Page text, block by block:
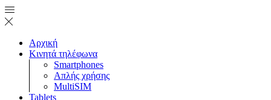
Αρχική
Κινητά τηλέφωνα
Smartphones
Απλής χρήσης
MultiSIM
Tablets